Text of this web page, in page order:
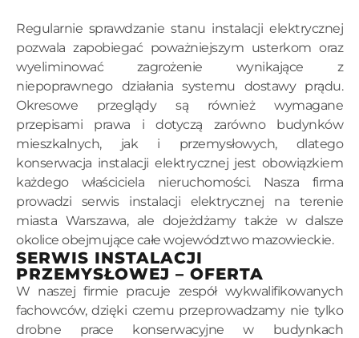
Regularnie sprawdzanie stanu instalacji elektrycznej
pozwala zapobiegać poważniejszym usterkom oraz
wyeliminować zagrożenie wynikające z
niepoprawnego działania systemu dostawy prądu.
Okresowe przeglądy są również wymagane
przepisami prawa i dotyczą zarówno budynków
mieszkalnych, jak i przemysłowych, dlatego
konserwacja instalacji elektrycznej jest obowiązkiem
każdego właściciela nieruchomości. Nasza firma
prowadzi serwis instalacji elektrycznej na terenie
miasta Warszawa, ale dojeżdżamy także w dalsze
okolice obejmujące całe województwo mazowieckie.
SERWIS INSTALACJI
PRZEMYSŁOWEJ – OFERTA
W naszej firmie pracuje zespół wykwalifikowanych
fachowców, dzięki czemu przeprowadzamy nie tylko
drobne prace konserwacyjne w budynkach